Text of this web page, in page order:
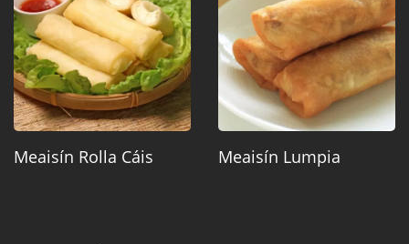
Meaisín Rolla Cáis Meaisín Lumpia